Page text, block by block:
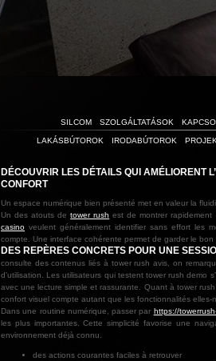
SILCOM SZOLGÁLTATÁSOK
LAKÁSBÚTOROK IRODABÚTOROK
DÉCOUVRIR LES DÉTAILS QUI AMÉLIORENT
CONFORT
Un espace numérique bien présenté met en valeur la
Un des atouts detower rush est de montrer rapidement
casino veulent généralement identifier sans effort les
compte. Une interface cohérente permet de garder le bon
DES REPÈRES CONCRETS POUR UNE
consulte des contenus liés à tower rush avis, on
d’utilisation. Les utilisateurs qui testent tower rush demo
avec une lecture simple et rassurante. Quant à tower
confort visuel compte autant que les fonctionnalités elles-
Dans une routine numérique, passer par https://
les plus importantes. Cette simplicité favorise une
environnement déjà connu.
des actions courantes faciles à retrouver